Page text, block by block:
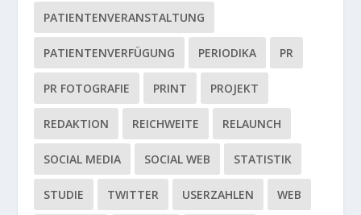
PATIENTENVERANSTALTUNG
PATIENTENVERFÜGUNG PERIODIKA PR
PR FOTOGRAFIE PRINT PROJEKT
REDAKTION REICHWEITE RELAUNCH
SOCIAL MEDIA SOCIAL WEB STATISTIK
STUDIE TWITTER USERZAHLEN WEB